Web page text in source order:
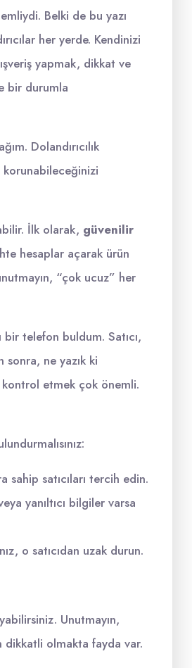
Belki de bu yazı
her yerde. Kendinizi
yapmak, dikkat ve
bir durumla
Dolandırıcılık
İlk olarak, güvenilir
hesaplar açarak ürün
“çok ucuz” her
telefon buldum. Satıcı,
ne yazık ki
kontrol etmek çok önemli.
sahip satıcıları tercih edin.
yanıltıcı bilgiler varsa
o satıcıdan uzak durun.
Unutmayın,
dikkatli olmakta fayda var.